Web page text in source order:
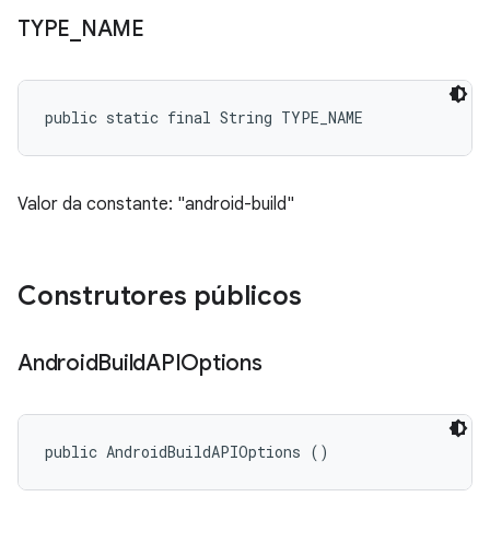
TYPE NAME
public static final String TYPE_NAME
Valor da constante: "android-build"
Construtores públicos
AndroidBuildAPIOptions
public AndroidBuildAPIOptions ()